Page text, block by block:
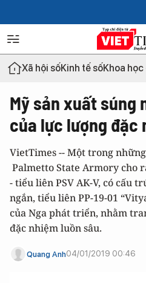
Xã hội sốKinh tế sốKhoa
Mỹ sản xuất súng
của lực lượng đặc
VietTimes -- Một trong
Palmetto State Armory cho
- tiểu liên PSV AK-V, có cấu
ngắn, tiểu liên PP-19−01
của Nga phát triển, nhằm
đặc nhiệm luồn sâu.
Quang Anh04/01/2019 00:46